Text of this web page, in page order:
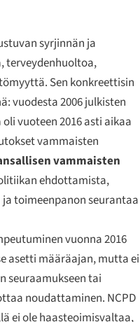
syrjinnän ja
terveydenhuoltoa,
Sen konkreettisin
vuodesta 2006 julkisten
vuoteen 2016 asti aikaa
vammaisten
vammaisten
ehdottamista,
toimeenpanon seurantaa
vuonna 2016
asetti määräajan, mutta ei
seuraamukseen tai
noudattaminen. NCPD
ei ole haasteoimisvaltaa,